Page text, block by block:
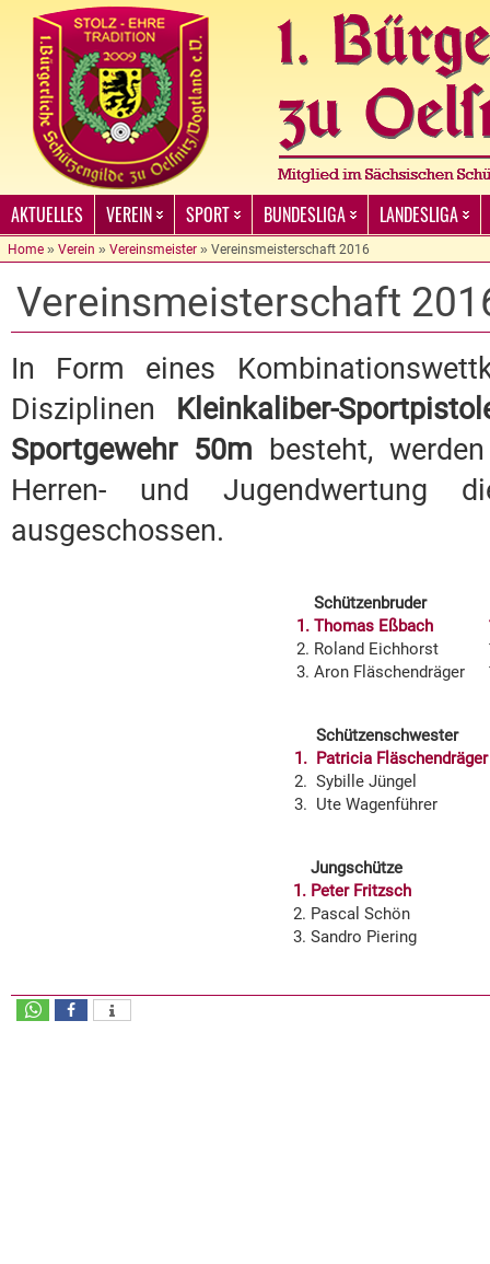
AKTUELLES VEREIN SPORT BUNDESLIGA LANDESLIGA
Home » Verein » Vereinsmeister » Vereinsmeisterschaft 2016
Vereinsmeisterschaft
In Form eines
Disziplinen Kleinkaliber-
Sportgewehr 50m besteht,
Herren- und Jugendwertung
ausgeschossen.
Schützenbruder
1. Thomas Eßbach
2. Roland Eichhorst
3. Aron Fläschendräger
Schützenschwester
1. Patricia Fläschendräger
2. Sybille Jüngel
3. Ute Wagenführer
Jungschütze
1. Peter Fritzsch
2. Pascal Schön
3. Sandro Piering